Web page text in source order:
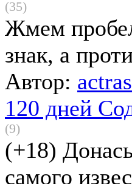
(35)
Жмем
знак, а
Автор:
120 дней
(9)
(+18)
самого